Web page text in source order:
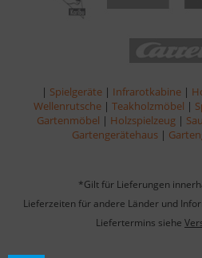
| Spielgeräte | Infrarotkabine |
Wellenrutsche | Teakholzmöbel |
Gartenmöbel | Holzspielzeug |
Gartengerätehaus |
*Gilt für Lieferungen
Lieferzeiten für andere Länder und
Liefertermins siehe